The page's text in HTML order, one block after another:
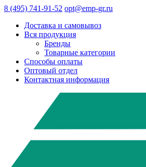
8 (495) 741-91-52 opt@emp-gr.ru
Доставка и самовывоз
Вся продукция
Бренды
Товарные категории
Способы оплаты
Оптовый отдел
Контактная информация